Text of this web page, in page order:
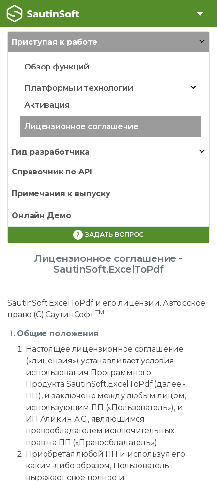
Приступая к работе
Обзор функций
Платформы и технологии
Активация
Лицензионное соглашение
Гид разработчика
Справочник по API
Примечания к выпуску
Онлайн Демо
ЗАДАТЬ ВОПРОС
Лицензионное соглашение -
SautinSoft.ExcelToPdf
SautinSoft.ExcelToPdf и его лицензии. Авторское
право (C) СаутинСофт TM.
Общие положения
Настоящее лицензионное соглашение
(«лицензия») устанавливает условия
использования Программного
Продукта SautinSoft.ExcelToPdf (далее -
ПП), и заключено между любым лицом,
использующим ПП («Пользователь»), и
ИП Аликин А.С., являющимся
правообладателем исключительных
прав на ПП («Правообладатель»).
Приобретая любой ПП и используя его
каким-либо образом, Пользователь
выражает свое полное и